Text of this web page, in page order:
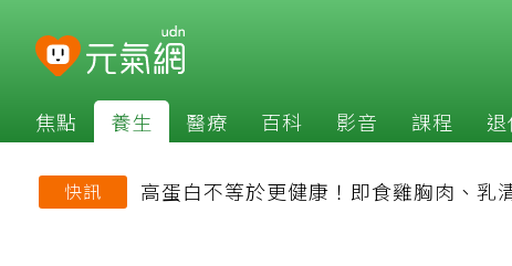
焦點 養生 醫療 百科 影音 課程
快訊 高蛋白不等於更健康！即食雞胸肉、乳